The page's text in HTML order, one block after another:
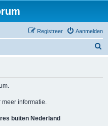
Aanmelden
Registreer
meer informatie.
buiten Nederland